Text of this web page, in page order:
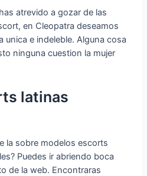
atrevido a gozar de las
en Cleopatra deseamos
unica e indeleble. Alguna cosa
ninguna cuestion la mujer
latinas
la sobre modelos escorts
Puedes ir abriendo boca
de la web. Encontraras